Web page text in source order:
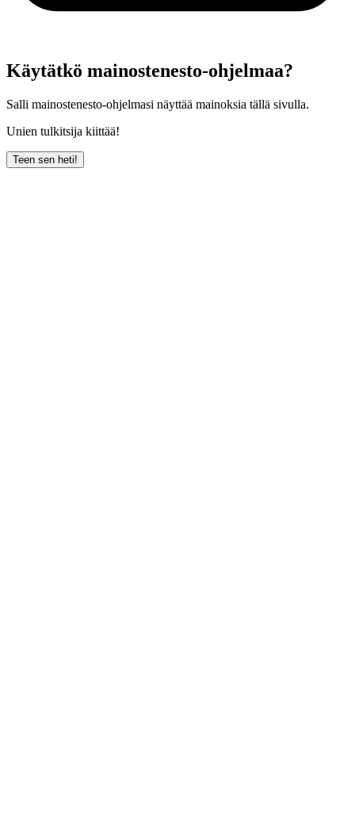
Käytätkö mainostenesto-ohjelmaa?
Salli mainostenesto-ohjelmasi näyttää mainoksia tällä sivulla.
Unien tulkitsija kiittää!
Teen sen heti!